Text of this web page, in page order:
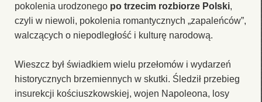
pokolenia urodzonego po trzecim rozbiorze Polski,
czyli w niewoli, pokolenia romantycznych „zapaleńców”,
walczących o niepodległość i kulturę narodową.
Wieszcz był świadkiem wielu przełomów i wydarzeń
historycznych brzemiennych w skutki. Śledził przebieg
insurekcji kościuszkowskiej, wojen Napoleona, losy